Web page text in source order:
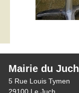
Mairie du Juch
5 Rue Louis Tymen